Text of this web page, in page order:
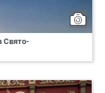
Свято-